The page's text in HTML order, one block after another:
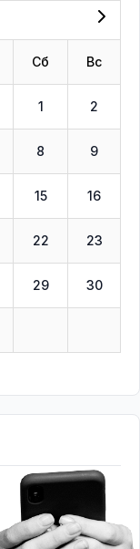
Сб Вс
1 2
8 9
15 16
22 23
29 30